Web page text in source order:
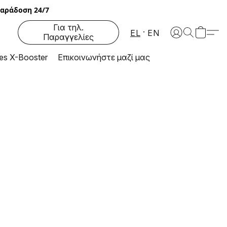
24/7
Για τηλ.
Παραγγελίες
2310 92 22 35
EL EN
X-Booster Επικοινωνήστε μαζί μας